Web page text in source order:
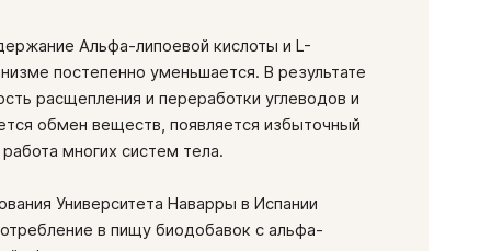
вес, повышают выносливость во время
рост мышц и помогают правильной работе
помогает снизить артериальное давление,
работу сердечной мышцы.
и кормления грудью.
Альфа-липоевой кислоты и L-
постепенно уменьшается. В результате
расщепления и переработки углеводов и
обмен веществ, появляется избыточный
многих систем тела.
Университета Наварры в Испании
в пищу биодобавок с альфа-